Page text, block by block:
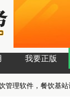
我要正版
管理软件，餐饮基